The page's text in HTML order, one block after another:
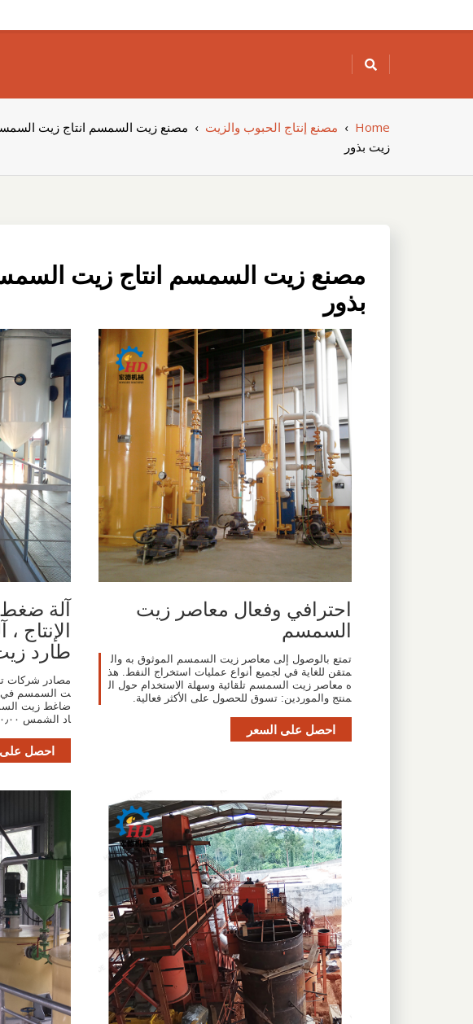
to
Home
› مصنع إنتاج الحبوب والزيت › مصنع زيت السمسم انتاج زيت
زيت بذور
مصنع زيت السمسم انتاج زيت
بذور
احترافي وفعال معاصر زيت
السمسم
تمتع بالوصول إلى معاصر زيت السمسم الموثوق به وال
متقن للغاية في لجميع أنواع عمليات استخراج النفط. هذ
ه معاصر زيت السمسم تلقائية وسهلة الاستخدام حول ال
منتج والموردين: تسوق للحصول على الأكثر فعالية.
احصل على السعر
آلة
الإنتاج
طارد
مصادر شركات
ت السمسم في
ضاغط زيت
اد الشمس ٨٢٠٫٠٠ US$-١٬٠٨٠٫٠٠ US$ / قطعة
احصل على